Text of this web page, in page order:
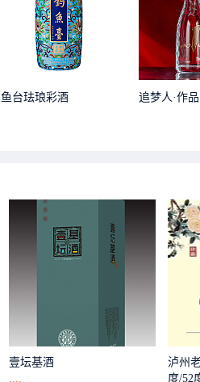
台珐琅彩酒 追梦人·作
壹坛基酒
....
泸州
度/52